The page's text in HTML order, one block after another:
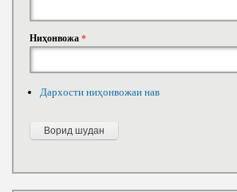
Ниҳонвожа*
Дархости ниҳонвожаи нав